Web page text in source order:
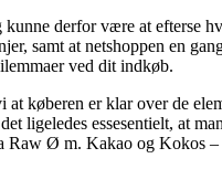
kunne derfor være at efterse
samt at netshoppen en
ved dit indkøb.
at køberen er klar over de
ligeledes essesentielt, at
Raw Ø m. Kakao og Kokos